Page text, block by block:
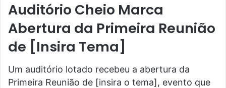
Auditório Cheio Marca
Abertura da Primeira Reunião
de [Insira Tema]
Um auditório lotado recebeu a abertura da
Primeira Reunião de [insira o tema], evento que